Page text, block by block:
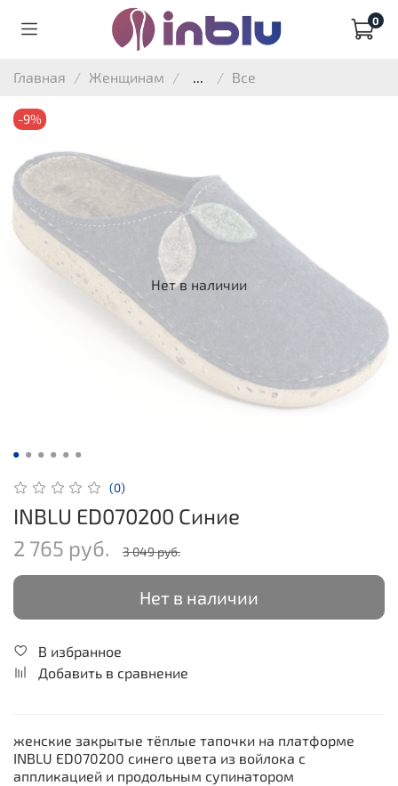
0
Главная Женщинам ... Все
Нет в наличии
-9%
(0)
INBLU ED070200 Синие
2 765 руб.
3 049 руб.
Нет в наличии
В избранное
Добавить в сравнение
женские закрытые тёплые тапочки на платформе
INBLU ED070200 синего цвета из войлока с
аппликацией и продольным супинатором